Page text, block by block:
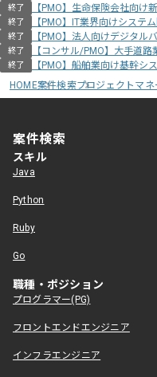
終了 【PMO】生命保険会社向け
終了 【PMO】IT業界向けシステ
終了 【PMO】法人向けデジタル
終了 【コンサル/PMO】大手道
終了
【PMO】船舶業向け基幹シ
HOME案件検索プロジェクトマ
案件検索
スキル
Java
Python
Ruby
Go
職種・ポジション
プログラマー(PG)
フロントエンドエンジニア
インフラエンジニア